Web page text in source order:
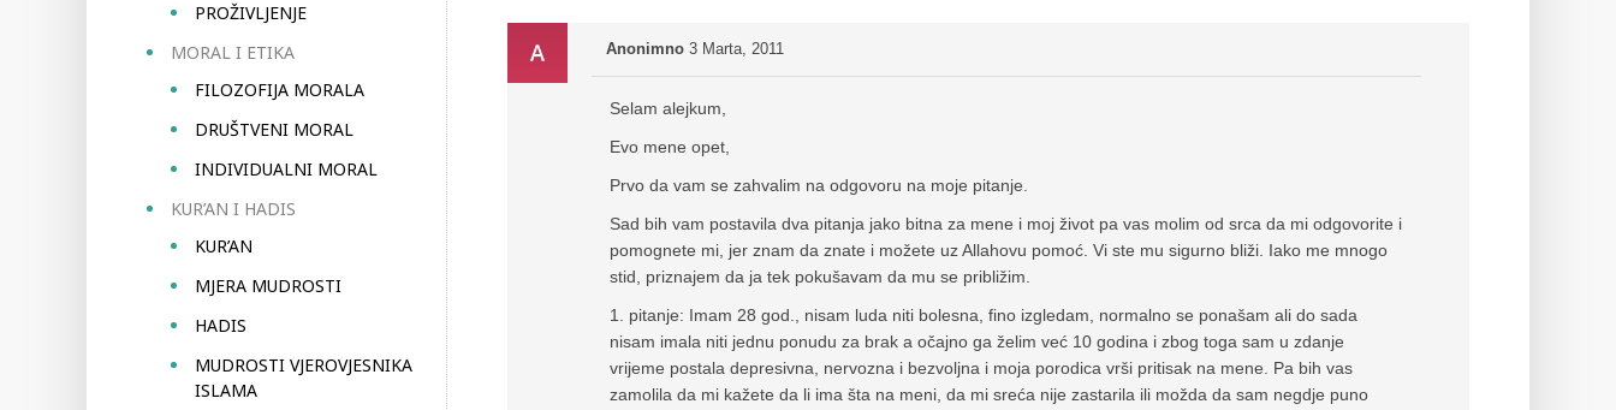
PROŽIVLJENJE
MORAL I ETIKA
FILOZOFIJA MORALA
DRUŠTVENI MORAL
INDIVIDUALNI MORAL
KUR’AN I HADIS
KUR’AN
MJERA MUDROSTI
HADIS
MUDROSTI VJEROVJESNIKA
ISLAMA
Anonimno 3 Marta, 2011
Selam alejkum,
Evo mene opet,
Prvo da vam se zahvalim na odgovoru na moje pitanje.
Sad bih vam postavila dva pitanja jako bitna za mene i moj život pa vas molim od srca da mi odgovorite i
pomognete mi, jer znam da znate i možete uz Allahovu pomoć. Vi ste mu sigurno bliži. Iako me mnogo
stid, priznajem da ja tek pokušavam da mu se približim.
1. pitanje: Imam 28 god., nisam luda niti bolesna, fino izgledam, normalno se ponašam ali do sada
nisam imala niti jednu ponudu za brak a očajno ga želim već 10 godina i zbog toga sam u zdanje
vrijeme postala depresivna, nervozna i bezvoljna i moja porodica vrši pritisak na mene. Pa bih vas
zamolila da mi kažete da li ima šta na meni, da mi sreća nije zastarila ili možda da sam negdje puno